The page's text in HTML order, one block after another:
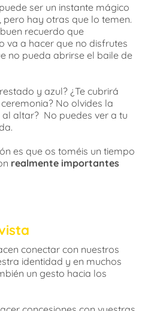
ser un instante mágico
hay otras que lo temen.
recuerdo que
va a hacer que no disfrutes
no pueda abrirse el baile de
y azul? ¿Te cubrirá
No olvides la
altar? No puedes ver a tu
es que os toméis un tiempo
realmente importantes
conectar con nuestros
identidad y en muchos
un gesto hacia los